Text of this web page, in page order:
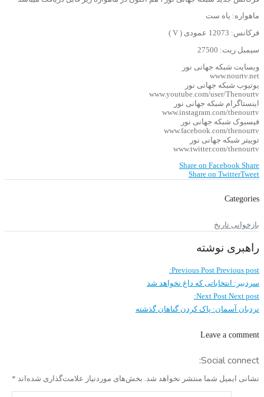
ماهواره: یاه ست
فرکانس: 12073 عمودی ( V )
سیمبل ریت: 27500
وبسایت شبکه جهانی نور
www.nourtv.net
یوتیوب شبکه جهانی نور
www.youtube.com/user/Thenourtv
اینستاگرام شبکه جهانی نور
www.instagram.com/thenourtv
فیسبوک شبکه جهانی نور
www.facebook.com/thenourtv
توییتر شبکه جهانی نور
www.twitter.com/thenourtv
Share on Facebook Share
Share on TwitterTweet
Categories
بازخوانی تاریخ
راهبری نوشته
Previous Post Previous post:
سردبیر: انتخاباتی که داغ نخواهد شد
Next Post Next post:
نردبان آسمان: پاک کردن گناهان گذشته
Leave a comment
Social connect:
نشانی ایمیل شما منتشر نخواهد شد. بخش‌های موردنیاز علامت‌گذاری شده‌اند *